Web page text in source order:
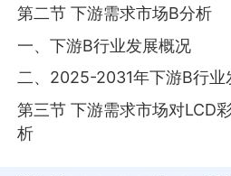
第二节 下游需求市场B分析
一、下游B行业发展概况
二、2025-2031年下游B行业
第三节 下游需求市场对LCD
析